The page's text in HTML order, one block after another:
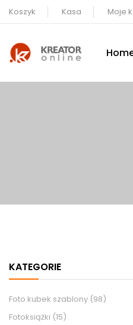
Koszyk Kasa Moje
KATEGORIE
Foto kubek szablony (98)
Fotoksiążki (15)